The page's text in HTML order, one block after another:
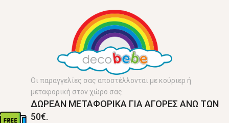
Οι παραγγελίες σας αποστέλλονται με κούριερ ή
μεταφορική στον χώρο σας.
ΔΩΡΕΑΝ ΜΕΤΑΦΟΡΙΚΑ ΓΙΑ ΑΓΟΡΕΣ ΑΝΩ ΤΩΝ
50€.